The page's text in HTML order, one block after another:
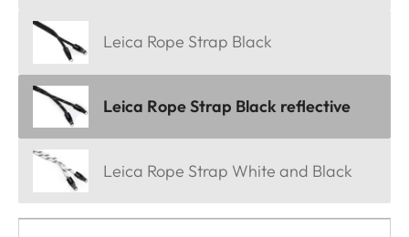
Leica Rope Strap Black
Leica Rope Strap Black reflective
Leica Rope Strap White and Black